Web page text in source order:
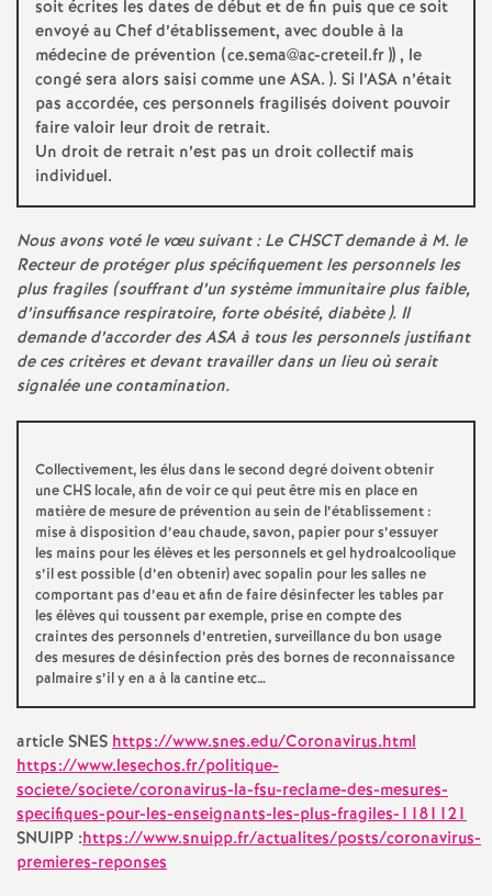
n
s
e
i
g
n
e
m
e
n
t
s
d
e
S
soit écrites les dates de début et de fin puis que ce soit
envoyé au Chef d’établissement, avec double à la
médecine de prévention (ce.sema@ac-creteil.fr )) , le
congé sera alors saisi comme uneASA. ). Si l’ASA n’était
pas accordée, ces personnels fragilisés doivent pouvoir
faire valoir leur droit de retrait.
Un droit de retrait n’est pas un droit collectif mais
individuel.
Nous avons voté le vœu suivant : Le CHSCTdemande à M. le
Recteur de protéger plus spécifiquement les personnels les
plus fragiles (souffrant d’un système immunitaire plus faible,
d’insuffisance respiratoire, forte obésité, diabète ). Il
demande d’accorder desASA à tous les personnels justifiant
de ces critères et devant travailler dans un lieu où serait
signalée une contamination.
Collectivement, les élus dans le second degré doivent obtenir
uneCHS locale, afin de voir ce qui peut être mis en place en
matière de mesure de prévention au sein de l’établissement :
mise à disposition d’eau chaude, savon, papier pour s’essuyer
les mains pour les élèves et les personnels et gel hydroalcoolique
s’il est possible (d’en obtenir) avec sopalin pour les salles ne
comportant pas d’eau et afin de faire désinfecter les tables par
les élèves qui toussent par exemple, prise en compte des
craintes des personnels d’entretien, surveillance du bon usage
des mesures de désinfection près des bornes de reconnaissance
palmaire s’il y en a à la cantine etc…
articleSNEShttps://www.snes.edu/Coronavirus.html
https://www.lesechos.fr/politique-
societe/societe/coronavirus-la-fsu-reclame-des-mesures-
specifiques-pour-les-enseignants-les-plus-fragiles-1181121
SNUIPP :https://www.snuipp.fr/actualites/posts/coronavirus-
premieres-reponses